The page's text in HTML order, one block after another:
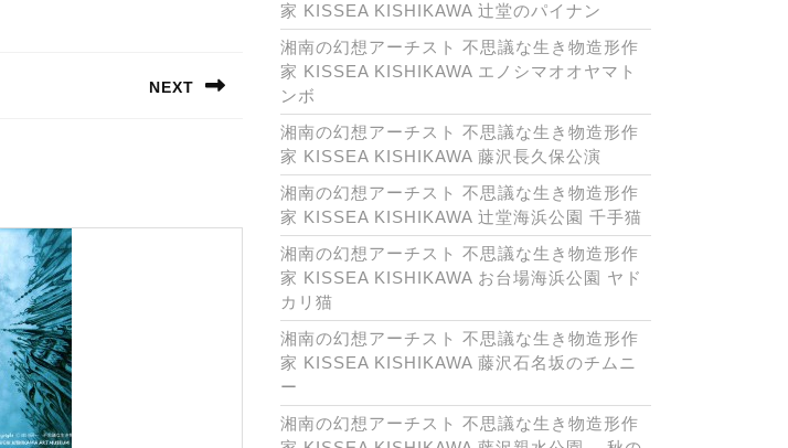
NEXT
家 KISSEA KISHIKAWA 辻堂のパイナン
湘南の幻想アーチスト 不思議な生き物造形作
家 KISSEA KISHIKAWA エノシマオオヤマト
ンボ
湘南の幻想アーチスト 不思議な生き物造形作
家 KISSEA KISHIKAWA 藤沢長久保公演
湘南の幻想アーチスト 不思議な生き物造形作
家 KISSEA KISHIKAWA 辻堂海浜公園 千手猫
湘南の幻想アーチスト 不思議な生き物造形作
家 KISSEA KISHIKAWA お台場海浜公園 ヤド
カリ猫
湘南の幻想アーチスト 不思議な生き物造形作
家 KISSEA KISHIKAWA 藤沢石名坂のチムニ
ー
湘南の幻想アーチスト 不思議な生き物造形作